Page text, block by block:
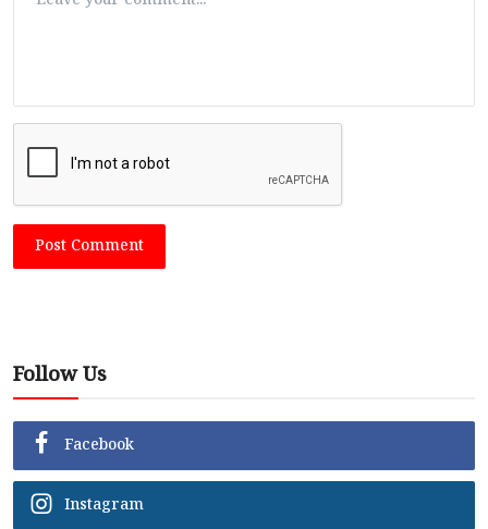
Post Comment
Follow Us
Facebook
Instagram